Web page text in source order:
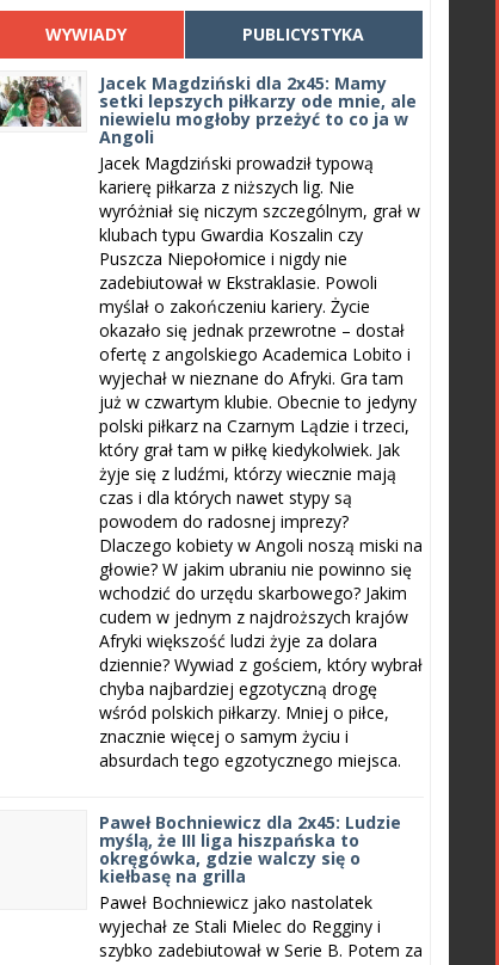
WYWIADY PUBLICYSTYKA
Jacek Magdziński dla 2x45: Mamy
setki lepszych piłkarzy ode mnie, ale
niewielu mogłoby przeżyć to co ja w
Angoli
Jacek Magdziński prowadził typową
karierę piłkarza z niższych lig. Nie
wyróżniał się niczym szczególnym, grał w
klubach typu Gwardia Koszalin czy
Puszcza Niepołomice i nigdy nie
zadebiutował w Ekstraklasie. Powoli
myślał o zakończeniu kariery. Życie
okazało się jednak przewrotne – dostał
ofertę z angolskiego Academica Lobito i
wyjechał w nieznane do Afryki. Gra tam
już w czwartym klubie. Obecnie to jedyny
polski piłkarz na Czarnym Lądzie i trzeci,
który grał tam w piłkę kiedykolwiek. Jak
żyje się z ludźmi, którzy wiecznie mają
czas i dla których nawet stypy są
powodem do radosnej imprezy?
Dlaczego kobiety w Angoli noszą miski na
głowie? W jakim ubraniu nie powinno się
wchodzić do urzędu skarbowego? Jakim
cudem w jednym z najdroższych krajów
Afryki większość ludzi żyje za dolara
dziennie? Wywiad z gościem, który wybrał
chyba najbardziej egzotyczną drogę
wśród polskich piłkarzy. Mniej o piłce,
znacznie więcej o samym życiu i
absurdach tego egzotycznego miejsca.
Paweł Bochniewicz dla 2x45: Ludzie
myślą, że III liga hiszpańska to
okręgówka, gdzie walczy się o
kiełbasę na grilla
Paweł Bochniewicz jako nastolatek
wyjechał ze Stali Mielec do Regginy i
szybko zadebiutował w Serie B. Potem za